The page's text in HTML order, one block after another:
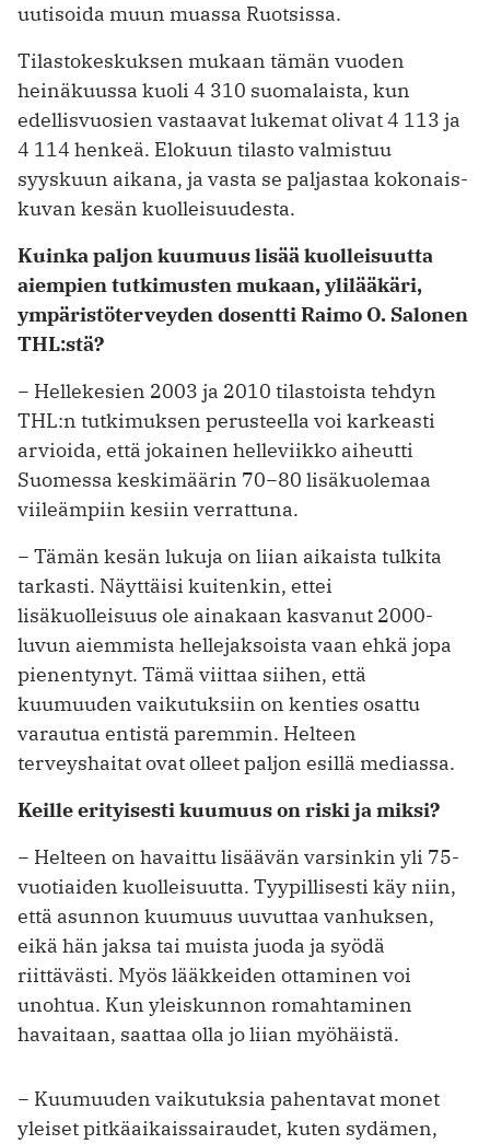
uutisoida muun muassa Ruotsissa.
Tilastokeskuksen mukaan tämän vuoden
heinäkuussa kuoli 4 310 suomalaista, kun
edellisvuosien vastaavat lukemat olivat 4 113 ja
4 114 henkeä. Elokuun tilasto valmistuu
syyskuun aikana, ja vasta se paljastaa kokonais­
kuvan kesän kuolleisuudesta.
Kuinka paljon kuumuus lisää ­kuolleisuutta
aiempien tutkimusten mukaan, ylilääkäri,
ympäristöterveyden dosentti Raimo O. Salonen
THL:stä?
− Hellekesien 2003 ja 2010 tilastoista tehdyn
THL:n tutkimuksen perusteella voi karkeasti
arvioida, että jokainen helleviikko aiheutti
Suomessa keski­määrin 70−80 lisäkuolemaa
viileämpiin kesiin verrattuna.
− Tämän kesän lukuja on liian aikaista tulkita
tarkasti. Näyttäisi kuitenkin, ettei
lisäkuolleisuus ole ainakaan kasvanut 2000-
luvun aiemmista hellejaksoista vaan ehkä jopa
pienentynyt. Tämä viittaa siihen, että
kuumuuden vaikutuksiin on kenties osattu
varautua entistä paremmin. Helteen
terveyshaitat ovat olleet paljon esillä mediassa.
Keille erityisesti kuumuus on riski ja miksi?
− Helteen on havaittu lisäävän varsinkin yli 75-
vuotiaiden kuolleisuutta. Tyypillisesti käy niin,
että asunnon kuumuus uuvuttaa vanhuksen,
eikä hän jaksa tai muista juoda ja syödä
riittävästi. Myös lääkkeiden ottaminen voi
unohtua. Kun yleiskunnon romahtaminen
havaitaan, saattaa olla jo liian myöhäistä.
− Kuumuuden vaikutuksia pahentavat monet
yleiset pitkäaikaissairaudet, kuten sydämen,